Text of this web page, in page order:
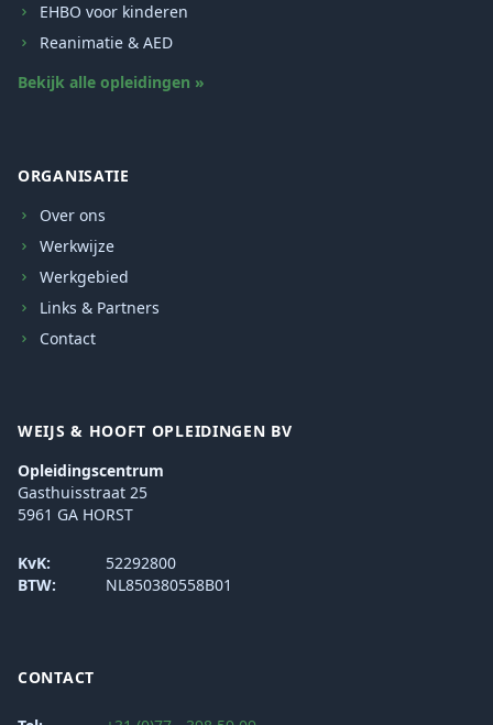
EHBO voor kinderen
Reanimatie & AED
Bekijk alle opleidingen »
ORGANISATIE
Over ons
Werkwijze
Werkgebied
Links & Partners
Contact
WEIJS & HOOFT OPLEIDINGEN BV
Opleidingscentrum
Gasthuisstraat 25
5961 GA HORST
KvK:
52292800
BTW:
NL850380558B01
CONTACT